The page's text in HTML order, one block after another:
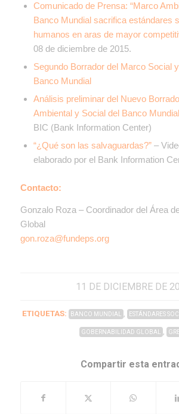
Comunicado de Prensa: “Marco
Banco Mundial sacrifica estándares
humanos en aras de mayor
08 de diciembre de 2015.
Segundo Borrador del Marco Social
Banco Mundial
Análisis preliminar del Nuevo
Ambiental y Social del Banco Mundial
BIC (Bank Information Center)
“¿Qué son las salvaguardas?”–
elaborado por el Bank Information
Contacto:
Gonzalo Roza – Coordinador del Área
Global
gon.roza@fundeps.org
11 DE DICIEMBRE DE
ETIQUETAS: BANCO MUNDIAL , ESTÁNDARES
GOBERNABILIDAD GLOBAL ,
Compartir esta